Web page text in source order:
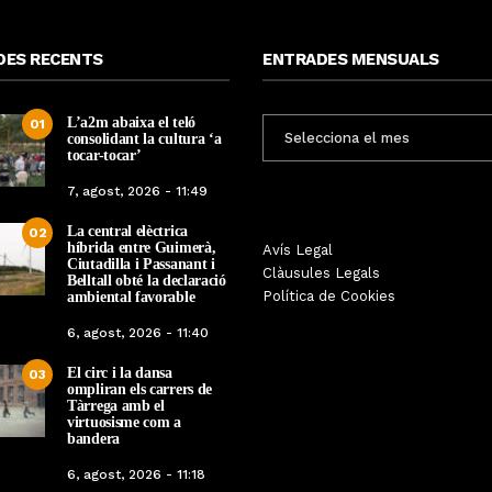
RECENTS
01
L’a2m abaixa el teló
consolidant la cultura ‘a
tocar-tocar’
7, agost, 2026 - 11:49
02
La central elèctrica
híbrida entre Guimerà,
Ciutadilla i Passanant i
Belltall obté la declaració
ambiental favorable
6, agost, 2026 - 11:40
03
El circ i la dansa
ompliran els carrers de
Tàrrega amb el
virtuosisme com a
bandera
6, agost, 2026 - 11:18
ENTRADES MENSUALS
MENSUALS
Avís Legal
Clàusules Legals
Política de Cookies
Tàrrega farà bategar la història
amb l’estrena de “Lo Pedrafoc”,
la nova bèstia festiva de
12, maig, 2026 - 09:29
Tàrrega edita un
història dels gegants
en el marc de la